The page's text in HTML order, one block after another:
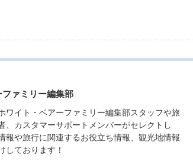
ァミリー編集部
ワイト・ベアーファミリー編集部スタッフや旅
、カスタマーサポートメンバーがセレクトし
報や旅行に関連するお役立ち情報、観光地情報
しております！